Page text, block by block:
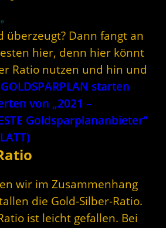
überzeugt? Dann fangt an
hier, denn hier könnt
Ratio nutzen und hin und
GOLDSPARPLAN starten
von „2021 –
Goldsparplananbieter“
wir im Zusammenhang
die Gold-Silber-Ratio.
ist leicht gefallen. Bei